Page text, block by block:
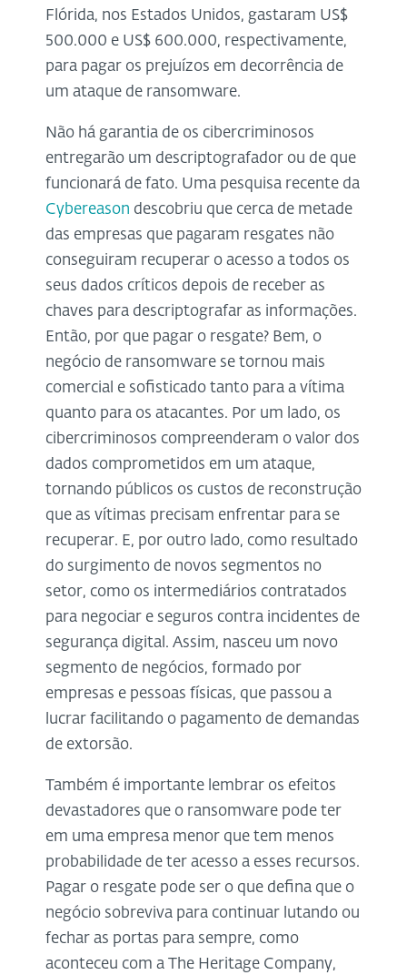
Flórida, nos Estados Unidos, gastaram US$
500.000 e US$ 600.000, respectivamente,
para pagar os prejuízos em decorrência de
um ataque de ransomware.
Não há garantia de os cibercriminosos
entregarão um descriptografador ou de que
funcionará de fato. Uma pesquisa recente da
Cybereason descobriu que cerca de metade
das empresas que pagaram resgates não
conseguiram recuperar o acesso a todos os
seus dados críticos depois de receber as
chaves para descriptografar as informações.
Então, por que pagar o resgate? Bem, o
negócio de ransomware se tornou mais
comercial e sofisticado tanto para a vítima
quanto para os atacantes. Por um lado, os
cibercriminosos compreenderam o valor dos
dados comprometidos em um ataque,
tornando públicos os custos de reconstrução
que as vítimas precisam enfrentar para se
recuperar. E, por outro lado, como resultado
do surgimento de novos segmentos no
setor, como os intermediários contratados
para negociar e seguros contra incidentes de
segurança digital. Assim, nasceu um novo
segmento de negócios, formado por
empresas e pessoas físicas, que passou a
lucrar facilitando o pagamento de demandas
de extorsão.
Também é importante lembrar os efeitos
devastadores que o ransomware pode ter
em uma empresa menor que tem menos
probabilidade de ter acesso a esses recursos.
Pagar o resgate pode ser o que defina que o
negócio sobreviva para continuar lutando ou
fechar as portas para sempre, como
aconteceu com a The Heritage Company,